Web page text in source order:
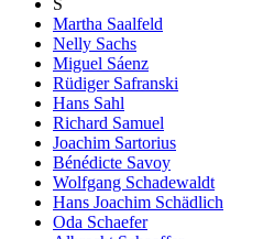
Martha Saalfeld
Nelly Sachs
Miguel Sáenz
Rüdiger Safranski
Hans Sahl
Richard Samuel
Joachim Sartorius
Bénédicte Savoy
Wolfgang Schadewaldt
Hans Joachim Schädlich
Oda Schaefer